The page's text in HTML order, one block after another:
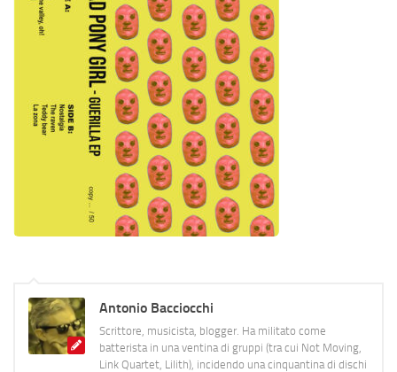
Antonio Bacciocchi
Scrittore, musicista, blogger. Ha militato come
batterista in una ventina di gruppi (tra cui Not Moving,
Link Quartet, Lilith), incidendo una cinquantina di dischi